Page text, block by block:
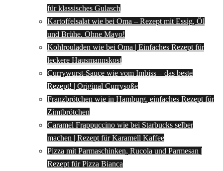
für klassisches Gulasch
Kartoffelsalat wie bei Oma – Rezept mit Essig, Öl
und Brühe. Ohne Mayo!
Kohlrouladen wie bei Oma | Einfaches Rezept für
leckere Hausmannskost
Currywurst-Sauce wie vom Imbiss – das beste
Rezept! | Original Currysoße
Franzbrötchen wie in Hamburg, einfaches Rezept für
Zimtbrötchen
Caramel Frappuccino wie bei Starbucks selber
machen | Rezept für Karamell Kaffee
Pizza mit Parmaschinken, Rucola und Parmesan |
Rezept für Pizza Bianca